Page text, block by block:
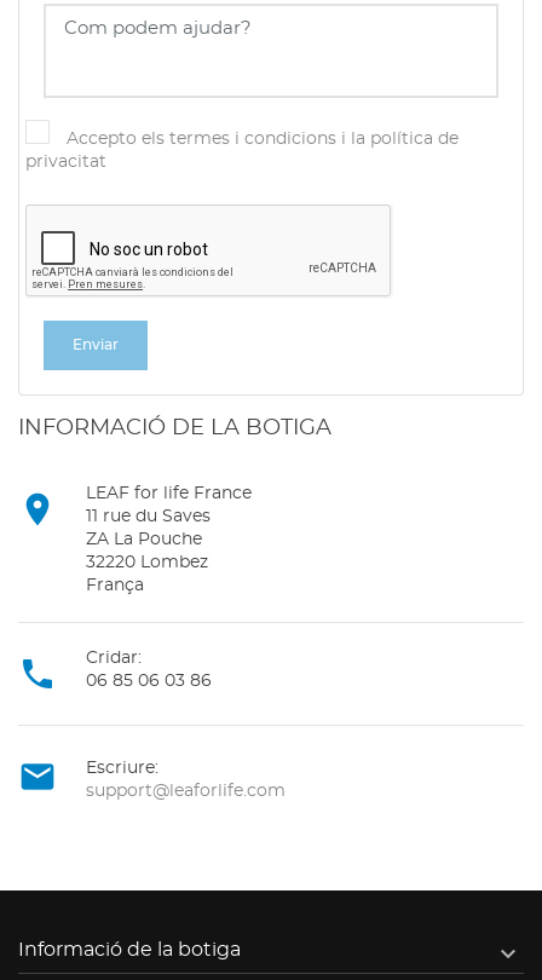
INFORMACIÓ DE LA BOTIGA

LEAF for life France
11 rue du Saves
ZA La Pouche
32220 Lombez
França

Cridar:
06 85 06 03 86

Escriure:
support@leaforlife.com
Accepto els termes i condicions i la política de
privacitat
Informació de la botiga 